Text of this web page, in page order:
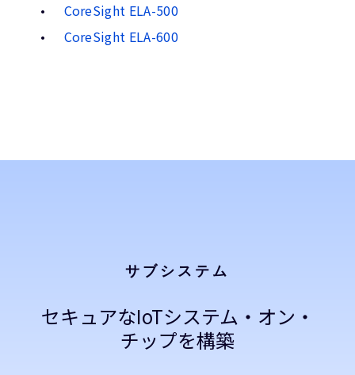
CoreSight ELA-500
CoreSight ELA-600
サブシステム
セキュアなIoTシステム・オン・
チップを構築